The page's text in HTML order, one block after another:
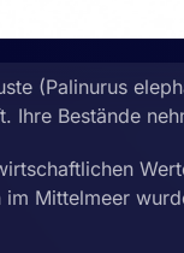
(Palinurus
Ihre Bestände
Mittelmeer